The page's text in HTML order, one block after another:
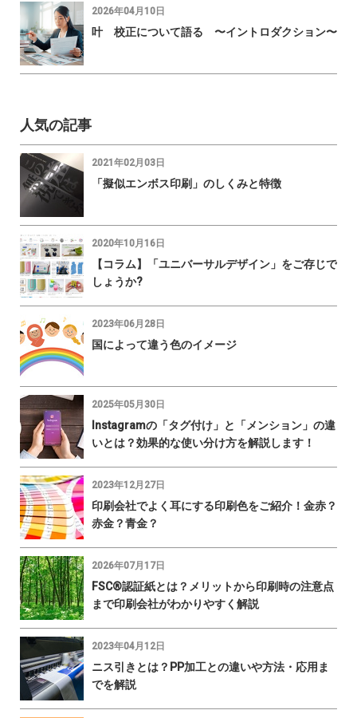
2026年04月10日
叶 校正について語る 〜イントロダクション〜
人気の記事
2021年02月03日
「擬似エンボス印刷」のしくみと特徴
2020年10月16日
【コラム】「ユニバーサルデザイン」をご存じで
しょうか?
2023年06月28日
国によって違う色のイメージ
2025年05月30日
Instagramの「タグ付け」と「メンション」の違
いとは？効果的な使い分け方を解説します！
2023年12月27日
印刷会社でよく耳にする印刷色をご紹介！金赤？
赤金？青金？
2026年07月17日
FSC®認証紙とは？メリットから印刷時の注意点
まで印刷会社がわかりやすく解説
2023年04月12日
ニス引きとは？PP加工との違いや方法・応用ま
でを解説